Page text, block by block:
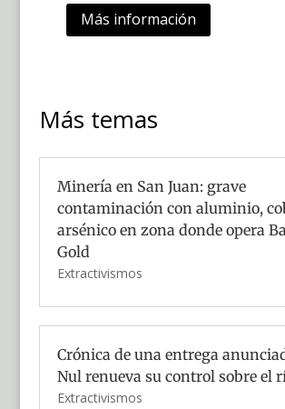
Más información
Más temas
Minería en San Juan: grave
contaminación con aluminio,
arsénico en zona donde opera
Gold
Extractivismos
Crónica de una entrega
Nul renueva su control sobre el
Extractivismos